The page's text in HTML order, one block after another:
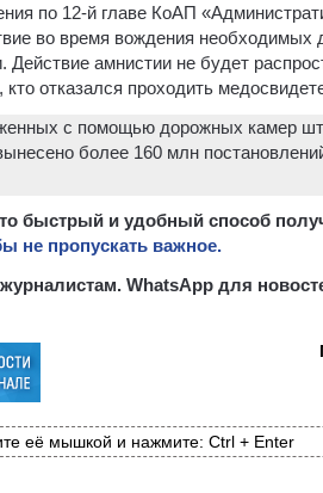
по 12-й главе КоАП
во время вождения необходимых
амнистии не будет
отказался проходить
с помощью дорожных камер
более 160 млн
быстрый и удобный способ
не пропускать важное.
WhatsApp для
её мышкой и нажмите: Ctrl + Enter